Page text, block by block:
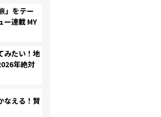
」をテー
ー連載 MY
みたい！地
年絶対
なえる！賢